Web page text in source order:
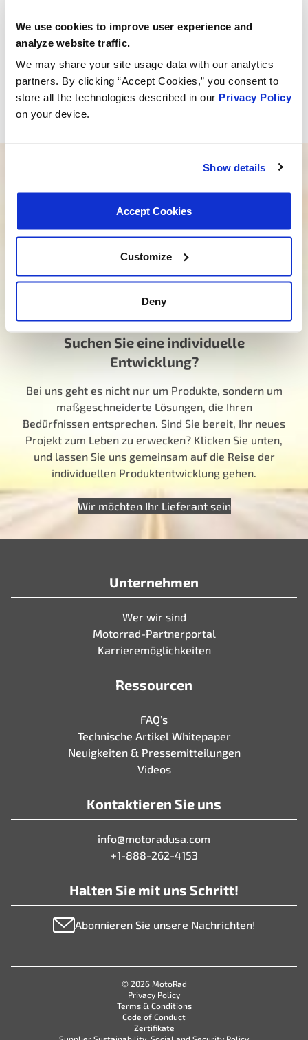
We use cookies to improve user experience and
analyze website traffic.
We may share your site usage data with our analytics
partners. By clicking “Accept Cookies,” you consent to
store all the technologies described in our Privacy Policy
on your device.
Show details
Accept Cookies
Customize
Deny
Motorkühlung steigern können.
MotoRad empfiehlt, bei jedem Austausch einer
Kühlsystemkomponente einen neuen Kühlerdeckel und
Thermostat zu installieren. Es ist eine eher kleine
Investition, um sicherzustellen, dass die richtigen
Kühlsystemdrücke aufrechterhalten werden.
Brauchen Sie Hilfe bei der Suche nach
dem richtigen Produkt?
richtige Richtung zu lenken. Klicken Sie unten und
lassen Sie uns wissen, wie wir Ihnen helfen können,
das ideale Produkt für Ihren Bedarf zu finden. Ihre
Sprechen Sie mit einem MotoRad Spezialisten
Suchen Sie eine individuelle
Entwicklung?
Bei uns geht es nicht nur um Produkte, sondern um
maßgeschneiderte Lösungen, die Ihren
Bedürfnissen entsprechen. Sind Sie bereit, Ihr neues
Projekt zum Leben zu erwecken? Klicken Sie unten,
und lassen Sie uns gemeinsam auf die Reise der
individuellen Produktentwicklung gehen.
Wir möchten Ihr Lieferant sein
Unternehmen
Wer wir sind
Motorrad-Partnerportal
Karrieremöglichkeiten
Ressourcen
FAQ’s
Technische Artikel Whitepaper
Neuigkeiten & Pressemitteilungen
Videos
Kontaktieren Sie uns
info@motoradusa.com
+1-888-262-4153
Halten Sie mit uns Schritt!
Abonnieren Sie unsere Nachrichten!
© 2026 MotoRad
Privacy Policy
Terms & Conditions
Code of Conduct
Zertifikate